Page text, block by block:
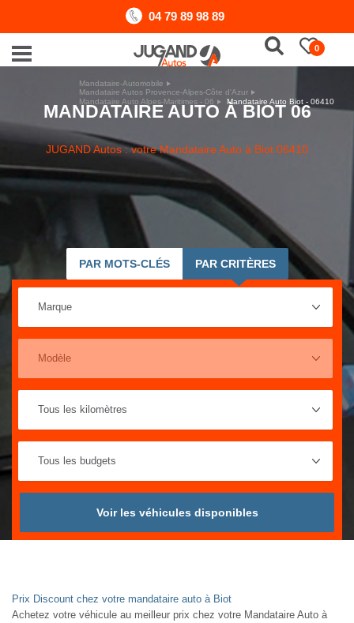
04 79 89 98 89
0
Mandataire-Automobile
Mandataire Autos Provence-Alpes-Côte d'Azur
Mandataire Auto Alpes-Maritimes - 06
Mandataire Auto Biot - 06410
MANDATAIRE AUTO À BIOT 06
JUGAND Autos : votre Mandataire Auto à Biot 06410
PAR MOTS-CLÉS PAR CRITÈRES
Voir les véhicules disponibles
Prix Discount chez votre mandataire auto à Biot
Achetez votre véhicule au meilleur prix chez votre Mandataire Auto à